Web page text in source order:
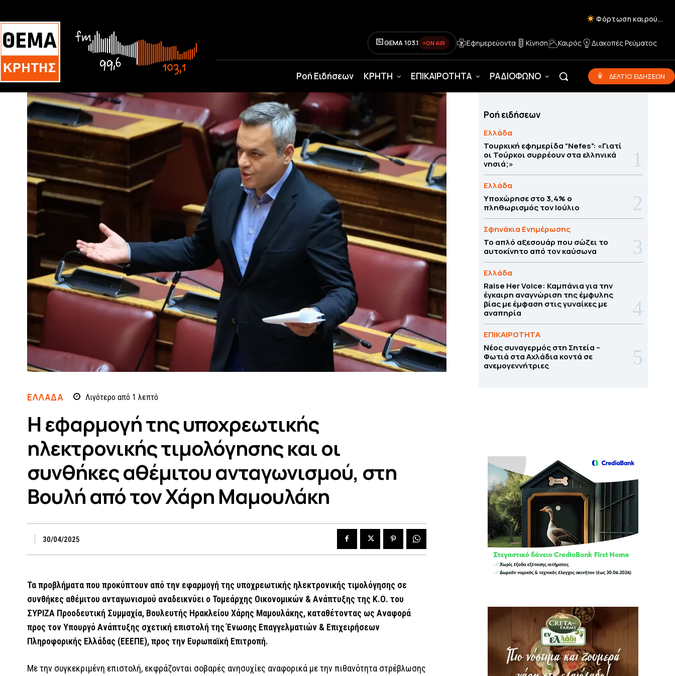
Φόρτωση καιρού...
ΘΕΜΑ 103.1 ON AIR Εφημερεύοντα Κίνηση Καιρός Διακοπές Ρεύματος
Ροή Ειδήσεων ΚΡΗΤΗ ΕΠΙΚΑΙΡΟΤΗΤΑ ΡΑΔΙΟΦΩΝΟ ΔΕΛΤΙΟ ΕΙΔΗΣΕΩΝ
ΕΛΛΆΔΑ Λιγότερο από 1 λεπτό
Η εφαρμογή της υποχρεωτικής
ηλεκτρονικής τιμολόγησης και οι
συνθήκες αθέμιτου ανταγωνισμού, στη
Βουλή από τον Χάρη Μαμουλάκη
30/04/2025
Τα προβλήματα που προκύπτουν από την εφαρμογή της υποχρεωτικής ηλεκτρονικής τιμολόγησης σε
συνθήκες αθέμιτου ανταγωνισμού αναδεικνύει ο Τομεάρχης Οικονομικών & Ανάπτυξης της Κ.Ο. του
ΣΥΡΙΖΑ Προοδευτική Συμμαχία, Βουλευτής Ηρακλείου Χάρης Μαμουλάκης, καταθέτοντας ως Αναφορά
προς τον Υπουργό Ανάπτυξης σχετική επιστολή της Ένωσης Επαγγελματιών & Επιχειρήσεων
Πληροφορικής Ελλάδας (ΕΕΕΠΕ), προς την Ευρωπαϊκή Επιτροπή.
Με την συγκεκριμένη επιστολή, εκφράζονται σοβαρές ανησυχίες αναφορικά με την πιθανότητα στρέβλωσης
Ροή ειδήσεων
Ελλάδα
Τουρκική εφημερίδα “Nefes”: «Γιατί
οι Τούρκοι συρρέουν στα ελληνικά
νησιά;»
Ελλάδα
Υποχώρησε στο 3,4% ο
πληθωρισμός τον Ιούλιο
Σφηνάκια Ενημέρωσης
Το απλό αξεσουάρ που σώζει το
αυτοκίνητο από τον καύσωνα
Ελλάδα
Raise Her Voice: Καμπάνια για την
έγκαιρη αναγνώριση της έμφυλης
βίας με έμφαση στις γυναίκες με
αναπηρία
ΕΠΙΚΑΙΡΟΤΗΤΑ
Νέος συναγερμός στη Σητεία –
Φωτιά στα Αχλάδια κοντά σε
ανεμογεννήτριες